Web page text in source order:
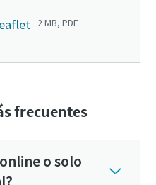
2 MB, PDF
frecuentes
o solo